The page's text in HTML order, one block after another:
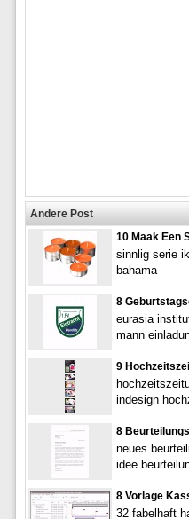
Andere Post
10 Maak Een
sinnlig serie
bahama
8
eurasia
mann
9
indesign
8
neues
idee
8 Vorlage
32 fabelhaft